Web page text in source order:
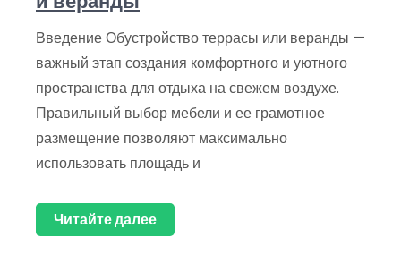
Введение Обустройство террасы или веранды —
важный этап создания комфортного и уютного
пространства для отдыха на свежем воздухе.
Правильный выбор мебели и ее грамотное
размещение позволяют максимально
использовать площадь и
Читайте далее